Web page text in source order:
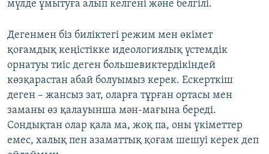
мүлде ұмытуға алып келгені және белгілі.
Дегенмен біз биліктегі режим мен өкімет
қоғамдық кеңістікке идеологиялық үстемдік
орнатуы тиіс деген большевиктердікіндей
көзқарастан абай болуымыз керек. Ескерткіш
деген – жансыз зат, оларға тұрған ортасы мен
заманы өз қалауынша мән-мағына береді.
Сондықтан олар қала ма, жоқ па, оны үкіметтер
емес, халық пен азаматтық қоғам шешуі керек деп